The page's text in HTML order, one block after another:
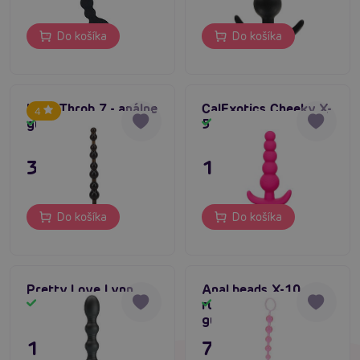
Do košíka Do košíka
4
Love Throb 7 - análne
guličky
Skladom
3,96 €
Do košíka
CalExotics Cheeky X-
5 Beads (Pink)
15,80 €
Do košíka
Pretty Love Lynn
Skladom
19,80 €
Anal beads X-10
ružové - análne
guličky
7,80 €